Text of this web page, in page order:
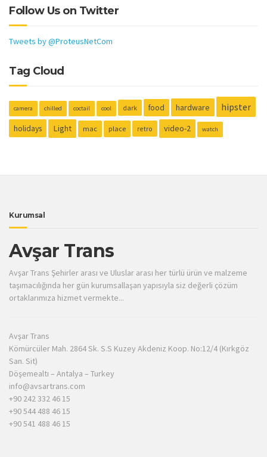
Follow Us on Twitter
Tweets by @ProteusNetCom
Tag Cloud
camera chilled coctail cool dark food hardware hipster
holidays Light mac place retro video-2 watch
Kurumsal
Avşar Trans
Avşar Trans Şehirler arası ve Uluslar arası her türlü ürün ve malzeme
taşımacılığında her gün kurumsallaşan yapısıyla siz değerli çözüm
ortaklarımıza hizmet vermekte...
Avşar Trans
Kömürcüler Mah. 2864 Sk. S.S Kuzey Akdeniz Koop. No:12/4 (Kırkgöz
San. Sit)
Döşemealtı – Antalya – Turkey
info@avsartrans.com
+90 242 332 46 15
+90 544 488 46 15
+90 541 488 46 15